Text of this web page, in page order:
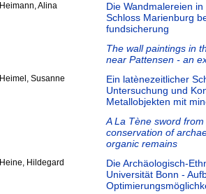
Heimann, Alina
Die Wandmalereien
Schloss Marienburg
fundsicherung
The wall paintings in
near Pattensen - an
Heimel, Susanne
Ein latènezeitlicher
Untersuchung und
Metallobjekten mit
A La Tène sword
conservation of
organic remains
Heine, Hildegard
Die Archäologisch-
Universität Bonn -